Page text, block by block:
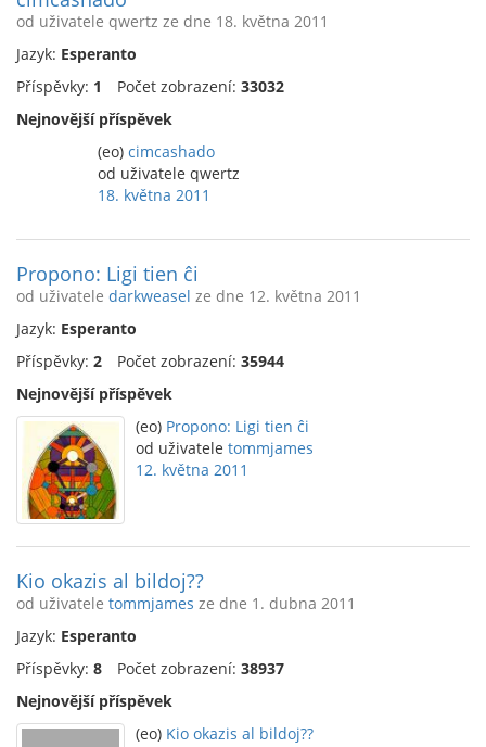
od uživatele qwertz ze dne 18. května 2011
Jazyk: Esperanto
Příspěvky: 1 Počet zobrazení: 33032
Nejnovější příspěvek
(eo) cimcashado
od uživatele qwertz
18. května 2011
Propono: Ligi tien ĉi
od uživatele darkweasel ze dne 12. května 2011
Jazyk: Esperanto
Příspěvky: 2 Počet zobrazení: 35944
Nejnovější příspěvek
(eo) Propono: Ligi tien ĉi
od uživatele tommjames
12. května 2011
Kio okazis al bildoj??
od uživatele tommjames ze dne 1. dubna 2011
Jazyk: Esperanto
Příspěvky: 8 Počet zobrazení: 38937
Nejnovější příspěvek
(eo) Kio okazis al bildoj??